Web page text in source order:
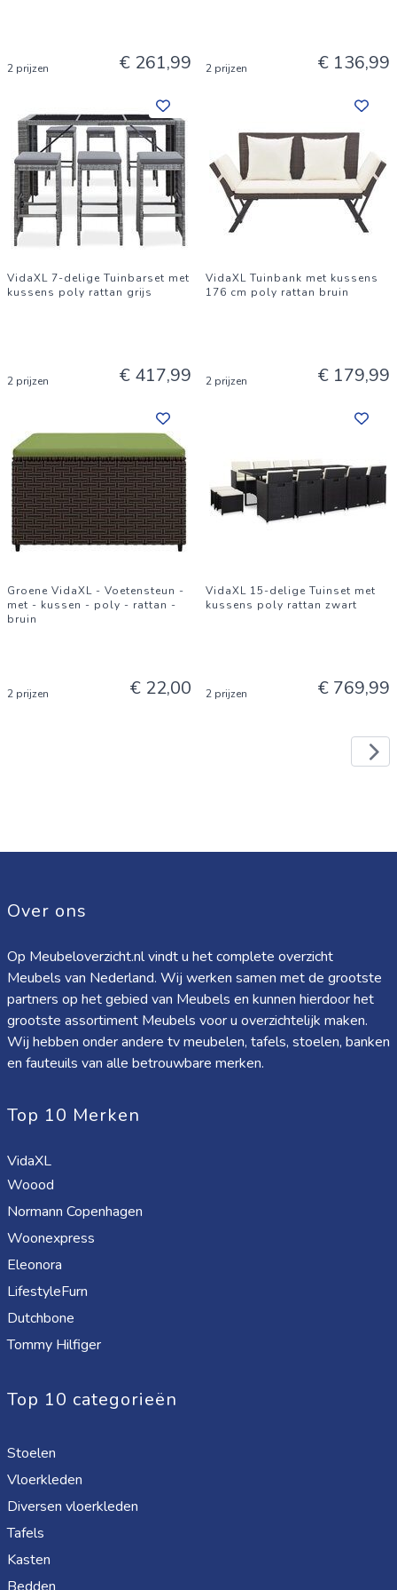
2 prijzen € 261,99 2 prijzen € 136,99
VidaXL 7-delige Tuinbarset met
kussens poly rattan grijs
2 prijzen € 417,99
VidaXL Tuinbank met kussens
176 cm poly rattan bruin
2 prijzen € 179,99
Groene VidaXL - Voetensteun -
met - kussen - poly - rattan -
bruin
2 prijzen € 22,00
VidaXL 15-delige Tuinset met
kussens poly rattan zwart
2 prijzen € 769,99
Over ons
Op Meubeloverzicht.nl vindt u het complete overzicht
Meubels van Nederland. Wij werken samen met de grootste
partners op het gebied van Meubels en kunnen hierdoor het
grootste assortiment Meubels voor u overzichtelijk maken.
Wij hebben onder andere tv meubelen, tafels, stoelen, banken
en fauteuils van alle betrouwbare merken.
Top 10 Merken
VidaXL
Woood
Normann Copenhagen
Woonexpress
Eleonora
LifestyleFurn
Dutchbone
Tommy Hilfiger
Top 10 categorieën
Stoelen
Vloerkleden
Diversen vloerkleden
Tafels
Kasten